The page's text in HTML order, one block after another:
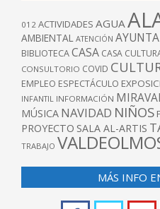
012 ACTIVIDADES AGUA
AMBIENTAL ATENCIÓN
BIBLIOTECACASA CASA
CONSULTORIO COVID
EMPLEO ESPECTÁCULO
INFANTIL INFORMACIÓN
MÚSICA NAVIDAD NIÑOS
PROYECTO SALA AL-ARTIS
TRABAJO
MÁS INFO